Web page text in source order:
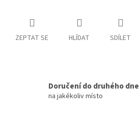
ZEPTAT SE HLÍDAT SDÍLET
Doručení do druhého dne
na jakékoliv místo